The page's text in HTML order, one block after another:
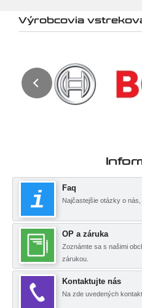
Výrobcovia
Faq
Najčastejšie otázky o
OP a záruka
Zoznámte sa s našimi
zárukou.
Kontaktujte nás
Na zde uvedených